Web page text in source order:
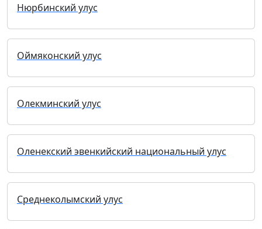
Нюрбинский улус
Оймяконский улус
Олекминский улус
Оленекский эвенкийский национальный улус
Среднеколымский улус